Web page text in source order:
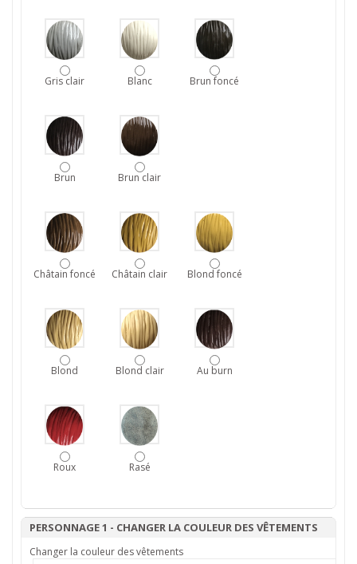
Gris clair Blanc Brun foncé
Brun Brun clair
Châtain foncé Châtain clair Blond foncé
Blond Blond clair Au burn
Roux Rasé
PERSONNAGE 1 - CHANGER LA COULEUR DES VÊTEMENTS
Changer la couleur des vêtements